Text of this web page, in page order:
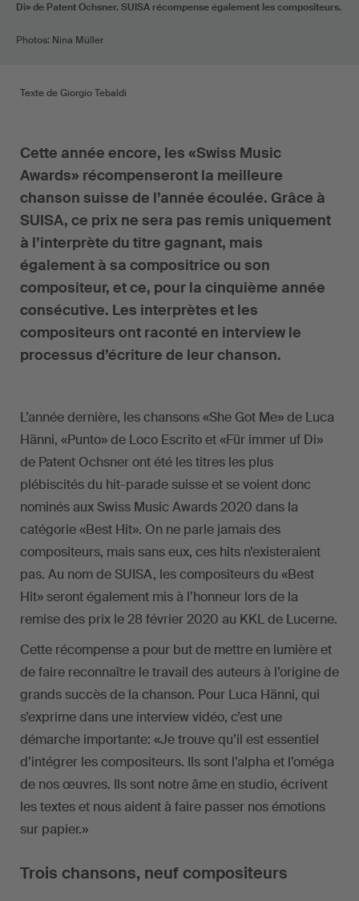
Di» de Patent Ochsner. SUISA récompense également les compositeurs.
Photos: Nina Müller
Texte de Giorgio Tebaldi
Cette année encore, les «Swiss Music
Awards» récompenseront la meilleure
chanson suisse de l’année écoulée. Grâce à
SUISA, ce prix ne sera pas remis uniquement
à l’interprète du titre gagnant, mais
également à sa compositrice ou son
compositeur, et ce, pour la cinquième année
consécutive. Les interprètes et les
compositeurs ont raconté en interview le
processus d’écriture de leur chanson.
L’année dernière, les chansons «She Got Me» de Luca
Hänni, «Punto» de Loco Escrito et «Für immer uf Di»
de Patent Ochsner ont été les titres les plus
plébiscités du hit-parade suisse et se voient donc
nominés aux Swiss Music Awards 2020 dans la
catégorie «Best Hit». On ne parle jamais des
compositeurs, mais sans eux, ces hits n’existeraient
pas. Au nom de SUISA, les compositeurs du «Best
Hit» seront également mis à l’honneur lors de la
remise des prix le 28 février 2020 au KKL de Lucerne.
Cette récompense a pour but de mettre en lumière et
de faire reconnaître le travail des auteurs à l’origine de
grands succès de la chanson. Pour Luca Hänni, qui
s’exprime dans une interview vidéo, c’est une
démarche importante: «Je trouve qu’il est essentiel
d’intégrer les compositeurs. Ils sont l’alpha et l’oméga
de nos œuvres. Ils sont notre âme en studio, écrivent
les textes et nous aident à faire passer nos émotions
sur papier.»
Trois chansons, neuf compositeurs